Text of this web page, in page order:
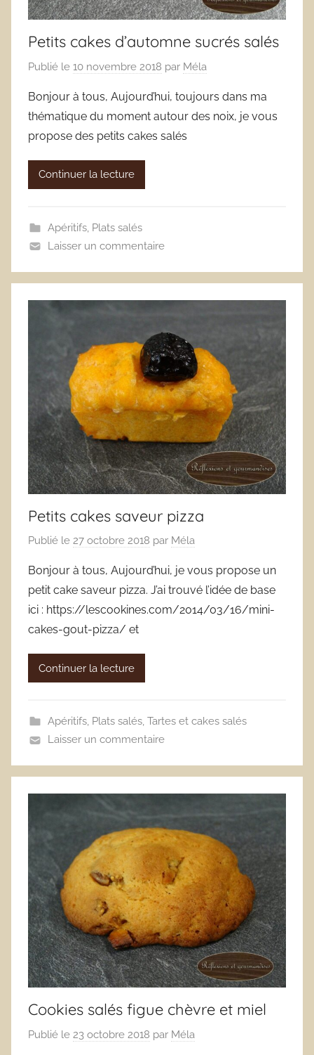
Petits cakes d’automne sucrés salés
Publié le 10 novembre 2018 par Méla
Bonjour à tous, Aujourd’hui, toujours dans ma
thématique du moment autour des noix, je vous
propose des petits cakes salés
Continuer la lecture
Apéritifs, Plats salés
Laisser un commentaire
Petits cakes saveur pizza
Publié le 27 octobre 2018 par Méla
Bonjour à tous, Aujourd’hui, je vous propose un
petit cake saveur pizza. J’ai trouvé l’idée de base
ici : https://lescookines.com/2014/03/16/mini-
cakes-gout-pizza/ et
Continuer la lecture
Apéritifs, Plats salés, Tartes et cakes salés
Laisser un commentaire
Cookies salés figue chèvre et miel
Publié le 23 octobre 2018 par Méla